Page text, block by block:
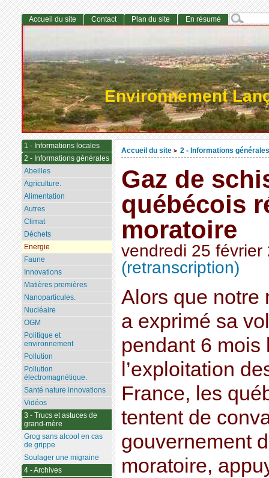
Environnement
Accueil du site > 2 - Informations générales
Gaz de
québécois
moratoire
vendredi 25 février
(retranscription)
Alors que notre
a exprimé sa
pendant 6 mois
l’exploitation
France, les
tentent de
gouvernement
moratoire,
Accueil du site Contact Plan du site En résumé
1 - Informations locales
2 - Informations générales
Abeilles
Agriculture.
Alimentation
Autres
Climat
Déchets
Energie
Faune
Innovations
Matières premières
Nanoparticules.
Nucléaire
OGM
Politique et
environnement
Pollution
Pollution
électromagnétique.
Santé nature innovations
Vidéos
3 - Trucs et astuces de
grand-mère
Grog sans alcool en cas
de grippe
Soulager une migraine
4 - Archives